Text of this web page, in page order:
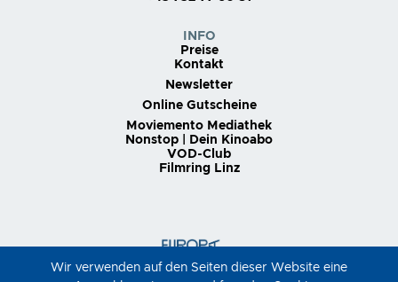
INFO
Preise
Kontakt
Newsletter
Online Gutscheine
Moviemento Mediathek
Nonstop | Dein Kinoabo
VOD-Club
Filmring Linz
Wir verwenden auf den Seiten dieser Website eine